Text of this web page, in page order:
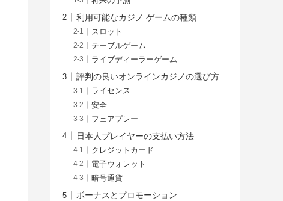
利用可能なカジノ ゲームの種類
スロット
テーブルゲーム
ライブディーラーゲーム
評判の良いオンラインカジノの選び方
ライセンス
安全
フェアプレー
日本人プレイヤーの支払い方法
クレジットカード
電子ウォレット
暗号通貨
ボーナスとプロモーション